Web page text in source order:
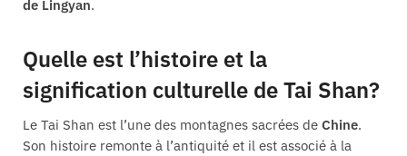
de Lingyan.
Quelle est l’histoire et la
signification culturelle de Tai Shan?
Le Tai Shan est l’une des montagnes sacrées de Chine.
Son histoire remonte à l’antiquité et il est associé à la